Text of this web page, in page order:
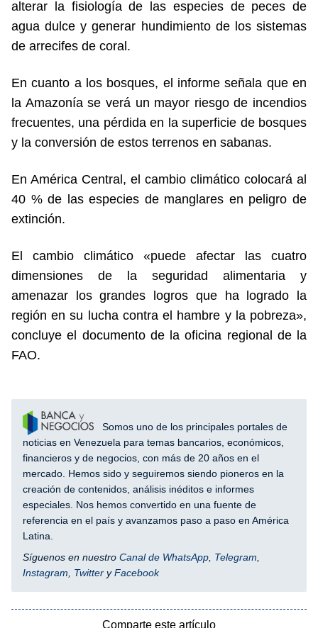
alterar la fisiología de las especies de peces de
agua dulce y generar hundimiento de los sistemas
de arrecifes de coral.
En cuanto a los bosques, el informe señala que en
la Amazonía se verá un mayor riesgo de incendios
frecuentes, una pérdida en la superficie de bosques
y la conversión de estos terrenos en sabanas.
En América Central, el cambio climático colocará al
40 % de las especies de manglares en peligro de
extinción.
El cambio climático «puede afectar las cuatro
dimensiones de la seguridad alimentaria y
amenazar los grandes logros que ha logrado la
región en su lucha contra el hambre y la pobreza»,
concluye el documento de la oficina regional de la
FAO.
Somos uno de los principales portales de
noticias en Venezuela para temas bancarios, económicos,
financieros y de negocios, con más de 20 años en el
mercado. Hemos sido y seguiremos siendo pioneros en la
creación de contenidos, análisis inéditos e informes
especiales. Nos hemos convertido en una fuente de
referencia en el país y avanzamos paso a paso en América
Latina.
Síguenos en nuestro Canal de WhatsApp, Telegram,
Instagram, Twitter yFacebook
Comparte este artículo